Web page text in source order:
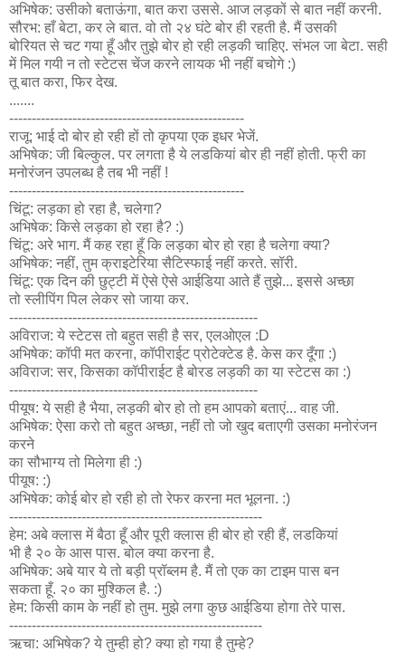
अभिषेक: उसीको बताऊंगा, बात करा उससे. आज लड़कों से बात नहीं करनी.
सौरभ: हाँ बेटा, कर ले बात. वो तो २४ घंटे बोर ही रहती है. मैं उसकी
बोरियत से चट गया हूँ और तुझे बोर हो रही लड़की चाहिए. संभल जा बेटा. सही
में मिल गयी न तो स्टेटस चेंज करने लायक भी नहीं बचोगे :)
तू बात करा, फिर देख.
.......
----------------------------------------------------
राजू: भाई दो बोर हो रही हों तो कृपया एक इधर भेजें.
अभिषेक: जी बिल्कुल. पर लगता है ये लडकियां बोर ही नहीं होती. फ्री का
मनोरंजन उपलब्ध है तब भी नहीं !
----------------------------------------------------
चिंटू: लड़का हो रहा है, चलेगा?
अभिषेक: किसे लड़का हो रहा है? :)
चिंटू: अरे भाग. मैं कह रहा हूँ कि लड़का बोर हो रहा है चलेगा क्या?
अभिषेक: नहीं, तुम क्राइटेरिया सैटिस्फाई नहीं करते. सॉरी.
चिंटू: एक दिन की छुट्टी में ऐसे ऐसे आईडिया आते हैं तुझे... इससे अच्छा
तो स्लीपिंग पिल लेकर सो जाया कर.
-------------------------------------------------------
अविराज: ये स्टेटस तो बहुत सही है सर, एलओएल :D
अभिषेक: कॉपी मत करना, कॉपीराईट प्रोटेक्टेड है. केस कर दूँगा :)
अविराज: सर, किसका कॉपीराईट है बोरड लड़की का या स्टेटस का :)
-------------------------------------------------------
पीयूष: ये सही है भैया, लड़की बोर हो तो हम आपको बताएं... वाह जी.
अभिषेक: ऐसा करो तो बहुत अच्छा, नहीं तो जो खुद बताएगी उसका मनोरंजन
करने
का सौभाग्य तो मिलेगा ही :)
पीयूष: :)
अभिषेक: कोई बोर हो रही हो तो रेफर करना मत भूलना. :)
--------------------------------------------------------
हेम: अबे क्लास में बैठा हूँ और पूरी क्लास ही बोर हो रही हैं, लडकियां
भी है २० के आस पास. बोल क्या करना है.
अभिषेक: अबे यार ये तो बड़ी प्रॉब्लम है. मैं तो एक का टाइम पास बन
सकता हूँ. २० का मुश्किल है. :)
हेम: किसी काम के नहीं हो तुम. मुझे लगा कुछ आईडिया होगा तेरे पास.
--------------------------------------------------------
ऋचा: अभिषेक? ये तुम्ही हो? क्या हो गया है तुम्हे?